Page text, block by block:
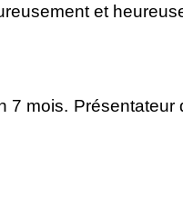
et
mois. Présentateur